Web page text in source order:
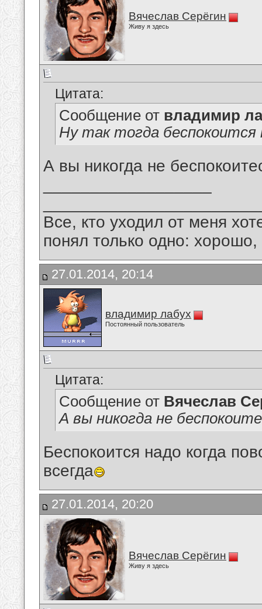
Вячеслав Серёгин
Живу я здесь
Цитата:
Сообщение от владимир
Ну так тогда беспокоится
А вы никогда не
Все, кто уходил от меня
понял только одно:
27.01.2014, 20:14
владимир лабух
Постоянный пользователь
Цитата:
Сообщение от Вячеслав
А вы никогда не
Беспокоится надо когда
всегда
27.01.2014, 20:20
Вячеслав Серёгин
Живу я здесь